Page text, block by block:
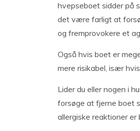
hvepseboet sidder på
det være farligt at
og fremprovokere et
Også hvis boet er
mere risikabel, især
Lider du eller nogen i
forsøge at fjerne boet
allergiske reaktioner er